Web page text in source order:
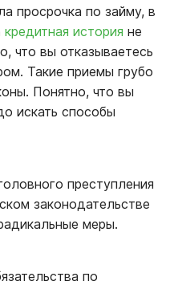
просрочка по займу, в
кредитная история не
что вы отказываетесь
Такие приемы грубо
Понятно, что вы
искать способы
преступления
законодательстве
меры.
по